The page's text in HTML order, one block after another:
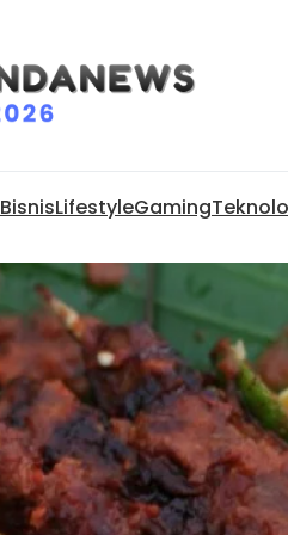
BisnisLifestyleGaming